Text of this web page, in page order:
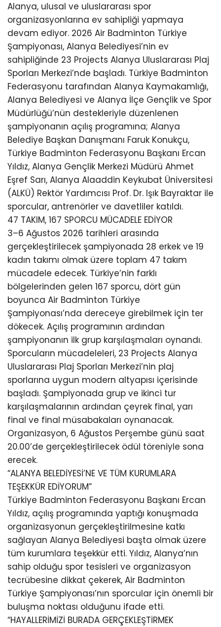
Alanya, ulusal ve uluslararası spor
organizasyonlarına ev sahipliği yapmaya
devam ediyor. 2026 Air Badminton Türkiye
Şampiyonası, Alanya Belediyesi’nin ev
sahipliğinde 23 Projects Alanya Uluslararası Plaj
Sporları Merkezi’nde başladı. Türkiye Badminton
Federasyonu tarafından Alanya Kaymakamlığı,
Alanya Belediyesi ve Alanya İlçe Gençlik ve Spor
Müdürlüğü’nün destekleriyle düzenlenen
şampiyonanın açılış programına; Alanya
Belediye Başkan Danışmanı Faruk Konukçu,
Türkiye Badminton Federasyonu Başkanı Ercan
Yıldız, Alanya Gençlik Merkezi Müdürü Ahmet
Eşref Sarı, Alanya Alaaddin Keykubat Üniversitesi
(ALKÜ) Rektör Yardımcısı Prof. Dr. Işık Bayraktar ile
sporcular, antrenörler ve davetliler katıldı.
47 TAKIM, 167 SPORCU MÜCADELE EDİYOR
3–6 Ağustos 2026 tarihleri arasında
gerçekleştirilecek şampiyonada 28 erkek ve 19
kadın takımı olmak üzere toplam 47 takım
mücadele edecek. Türkiye’nin farklı
bölgelerinden gelen 167 sporcu, dört gün
boyunca Air Badminton Türkiye
Şampiyonası’nda dereceye girebilmek için ter
dökecek. Açılış programının ardından
şampiyonanın ilk grup karşılaşmaları oynandı.
Sporcuların mücadeleleri, 23 Projects Alanya
Uluslararası Plaj Sporları Merkezi’nin plaj
sporlarına uygun modern altyapısı içerisinde
başladı. Şampiyonada grup ve ikinci tur
karşılaşmalarının ardından çeyrek final, yarı
final ve final müsabakaları oynanacak.
Organizasyon, 6 Ağustos Perşembe günü saat
20.00’de gerçekleştirilecek ödül töreniyle sona
erecek.
“ALANYA BELEDİYESİ’NE VE TÜM KURUMLARA
TEŞEKKÜR EDİYORUM”
Türkiye Badminton Federasyonu Başkanı Ercan
Yıldız, açılış programında yaptığı konuşmada
organizasyonun gerçekleştirilmesine katkı
sağlayan Alanya Belediyesi başta olmak üzere
tüm kurumlara teşekkür etti. Yıldız, Alanya’nın
sahip olduğu spor tesisleri ve organizasyon
tecrübesine dikkat çekerek, Air Badminton
Türkiye Şampiyonası’nın sporcular için önemli bir
buluşma noktası olduğunu ifade etti.
“HAYALLERİMİZİ BURADA GERÇEKLEŞTİRMEK